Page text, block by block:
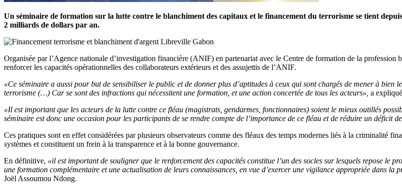
Un séminaire de formation sur la lutte contre le blanchiment des capitaux et le financement du terrorisme se tient
2 milliards de dollars par an.
Organisée par l’Agence nationale d’investigation financière (ANIF) en partenariat avec le Centre de formation de la
renforcer les capacités opérationnelles des collaborateurs extérieurs et des assujettis de l’ANIF.
«Ce séminaire a aussi pour but de sensibiliser le public et de donner plus d’aptitudes à ceux qui sont chargés de mener à
terrorisme (…) Car se sont des infractions qui nécessitent une formation, et une action concertée de tous les acteurs», a
«Il est important que les acteurs de la lutte contre ce fléau (magistrats, gendarmes, fonctionnaires) soient le mieux outillés
séminaire est donc une occasion pour les participants de se rendre compte de l’importance de ce fléau et de réduire un déficit
Ces pratiques sont en effet considérées par plusieurs observateurs comme des fléaux des temps modernes liés à la criminalité
systèmes et constituent un frein à la transparence et à la bonne gouvernance.
En définitive, «il est important de souligner que le renforcement des capacités constitue l’un des socles sur lesquels repose le
une formation complémentaire et une actualisation de leurs connaissances, en vue d’exercer une vigilance appropriée dans la
Joël Assoumou Ndong.